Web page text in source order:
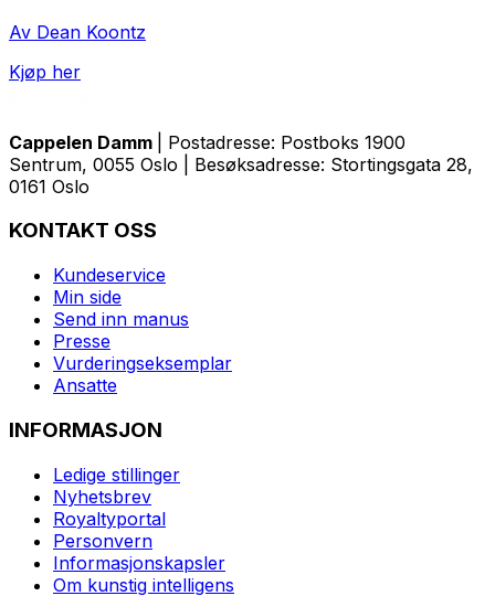
Av Dean Koontz
Kjøp her
Cappelen Damm
| Postadresse: Postboks 1900
Sentrum, 0055 Oslo | Besøksadresse: Stortingsgata 28,
0161 Oslo
KONTAKT OSS
Kundeservice
Min side
Send inn manus
Presse
Vurderingseksemplar
Ansatte
INFORMASJON
Ledige stillinger
Nyhetsbrev
Royaltyportal
Personvern
Informasjonskapsler
Om kunstig intelligens